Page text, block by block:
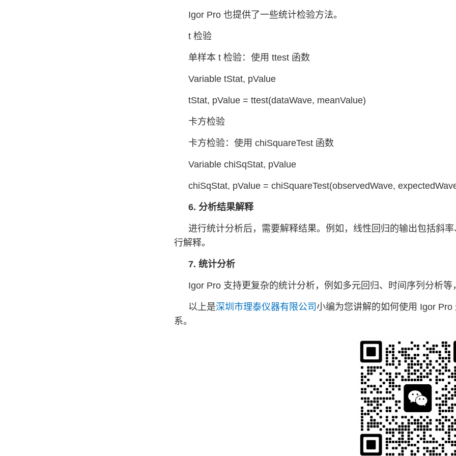
Igor Pro 也提供了一些统计检验方法。
t 检验
单样本 t 检验：使用 ttest 函数
Variable tStat, pValue
tStat, pValue = ttest(dataWave, meanValue)
卡方检验
卡方检验：使用 chiSquareTest 函数
Variable chiSqStat, pValue
chiSqStat, pValue = chiSquareTest(observedWave,
6. 分析结果解释
进行统计分析后，需要解释结果。例如，线性回归的输出包括斜
行解释。
7. 统计分析
Igor Pro 支持更复杂的统计分析，例如多元回归、时间序列分析
以上是深圳市理泰仪器有限公司 小编为您讲解的如何使用 Igor
系。